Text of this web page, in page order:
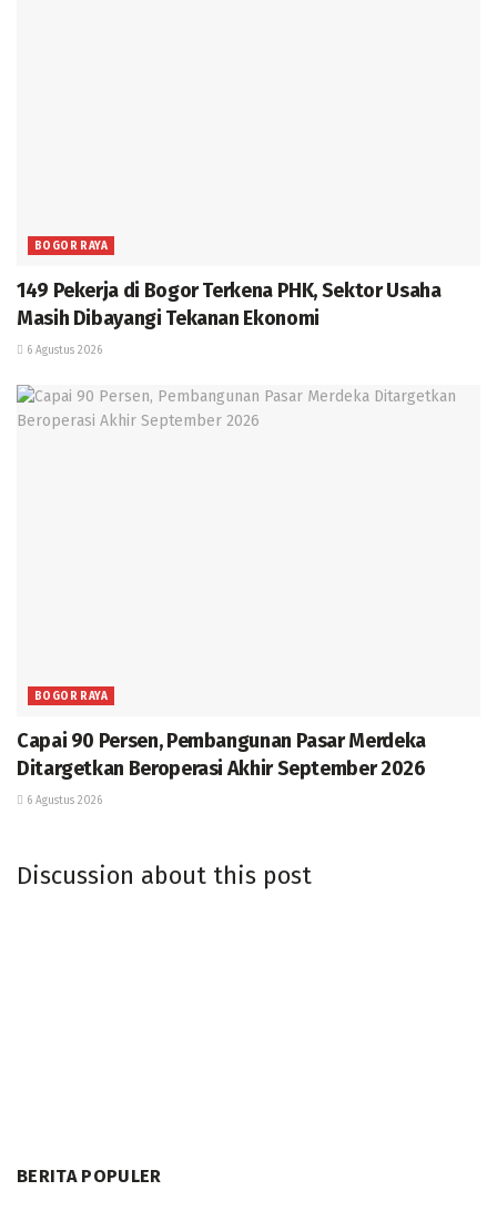
BOGOR RAYA
149 Pekerja di Bogor Terkena PHK, Sektor Usaha
Masih Dibayangi Tekanan Ekonomi
6 Agustus 2026
BOGOR RAYA
Capai 90 Persen, Pembangunan Pasar Merdeka
Ditargetkan Beroperasi Akhir September 2026
6 Agustus 2026
Discussion about this post
BERITA POPULER